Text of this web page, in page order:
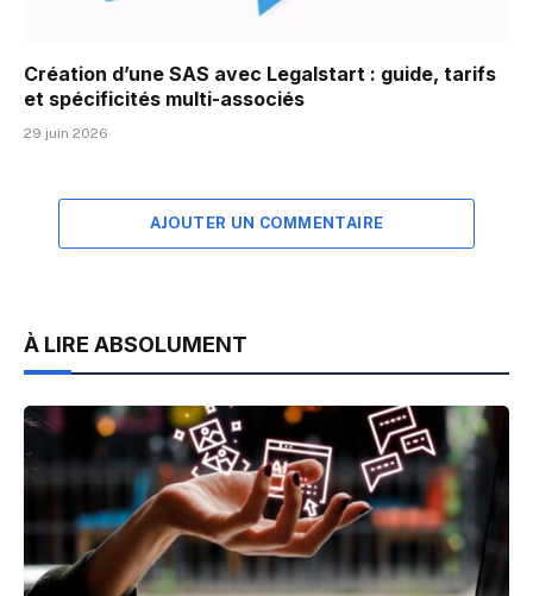
Création d’une SAS avec Legalstart : guide, tarifs
et spécificités multi-associés
29 juin 2026
AJOUTER UN COMMENTAIRE
À LIRE ABSOLUMENT